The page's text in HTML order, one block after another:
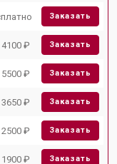
Заказать
4100 ₽ Заказать
5500 ₽ Заказать
3650 ₽ Заказать
2500 ₽ Заказать
1900 ₽ Заказать